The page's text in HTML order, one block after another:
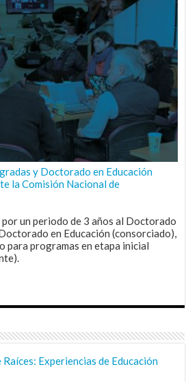
y Doctorado en Educación
la Comisión Nacional de
un periodo de 3 años al Doctorado
en Educación (consorciado),
para programas en etapa inicial
Experiencias de Educación